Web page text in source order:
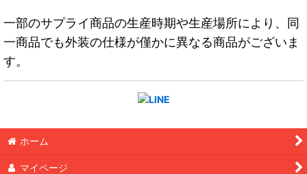
一部のサプライ商品の生産時期や生産場所により、同
一商品でも外装の仕様が僅かに異なる商品がございま
す。
ホーム
マイページ